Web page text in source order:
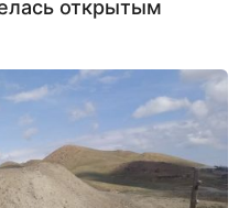
открытым